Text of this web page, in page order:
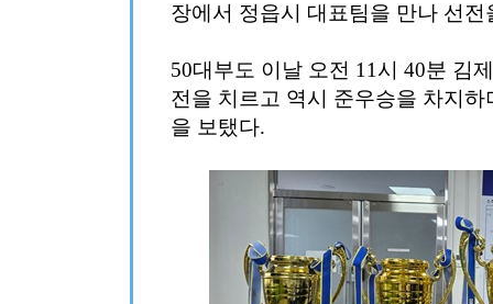
장에서 정읍시 대표팀을 만나 선
50대부도 이날 오전 11시 40분 김
전을 치르고 역시 준우승을 차지
을 보탰다.